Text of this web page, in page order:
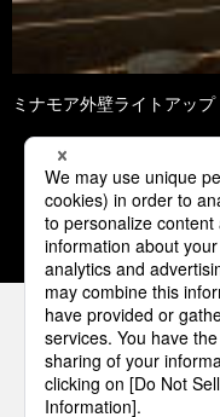
ミナモア外壁ライトアップ
1 2
パナソニック